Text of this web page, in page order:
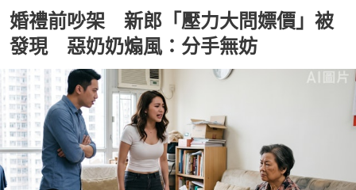
婚禮前吵架 新郎「壓力大問嫖價」被
發現 惡奶奶煽風：分手無妨